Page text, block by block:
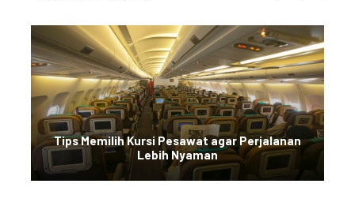
Tips Memilih Kursi Pesawat agar Perjalanan
Lebih Nyaman